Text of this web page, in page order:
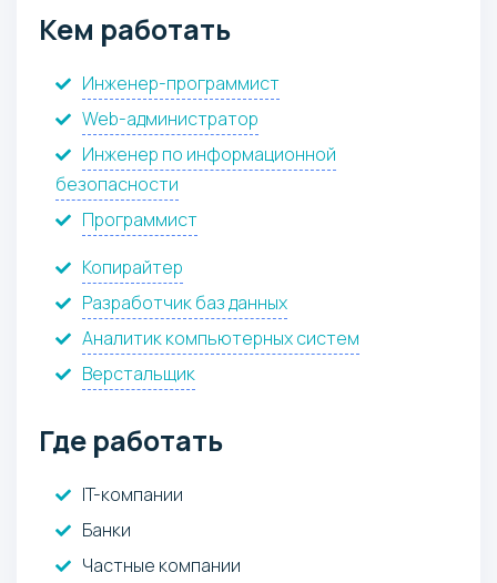
Кем работать
Инженер-программист
Web-администратор
Инженер по информационной
безопасности
Программист
Копирайтер
Разработчик баз данных
Аналитик компьютерных систем
Верстальщик
Где работать
IT-компании
Банки
Частные компании